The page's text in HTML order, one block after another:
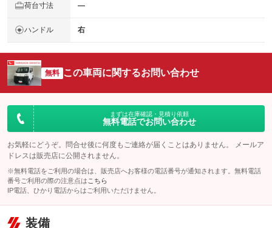
荷台寸法 ―
ハンドル 右
無料 この車両に関するお問い合わせ
まずは在庫確認・見積り依頼
無料電話でお問い合わせ
お気軽にどうぞ。問合せ後に何度もご連絡が届くことはありません。 メールア
ドレスは販売店に公開されません。
※無料電話をご利用の場合は、販売店へお客様の電話番号が通知されます。無料電話
番号ご利用の際の注意点は こちら
IP電話、ひかり電話からはご利用いただけません。
装備